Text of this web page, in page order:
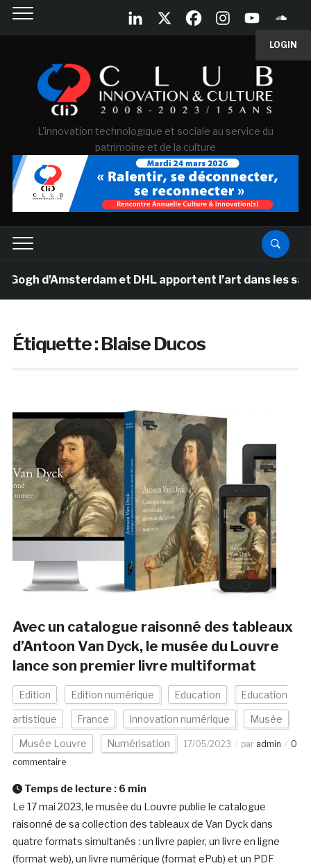
LOGIN
L'innovation technologique et sociale au service du
patrimoine et de la culture
d’Amsterdam et DHL apportent l’art dans les salles
Étiquette :Blaise Ducos
Avec un catalogue raisonné des tableaux
d’Antoon Van Dyck, le musée du Louvre
lance son premier livre multiformat
Edition Edition numérique Education Education
artistique France Innovation numérique Musée
Musée Louvre Numérisation 17/05/2023 par admin
0
commentaire
Temps de lecture : 6 min
Le 17 mai 2023, le musée du Louvre publie le catalogue
raisonné de sa collection des tableaux de Van Dyck dans
quatre formats simultanés : un livre papier, un livre en ligne
(format web), un livre numérique (format ePub) et un PDF